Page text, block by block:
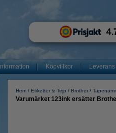
Information Köpvillkor Leverans
Hem Etiketter & Tejp Brother
Varumärket 123ink ersätter